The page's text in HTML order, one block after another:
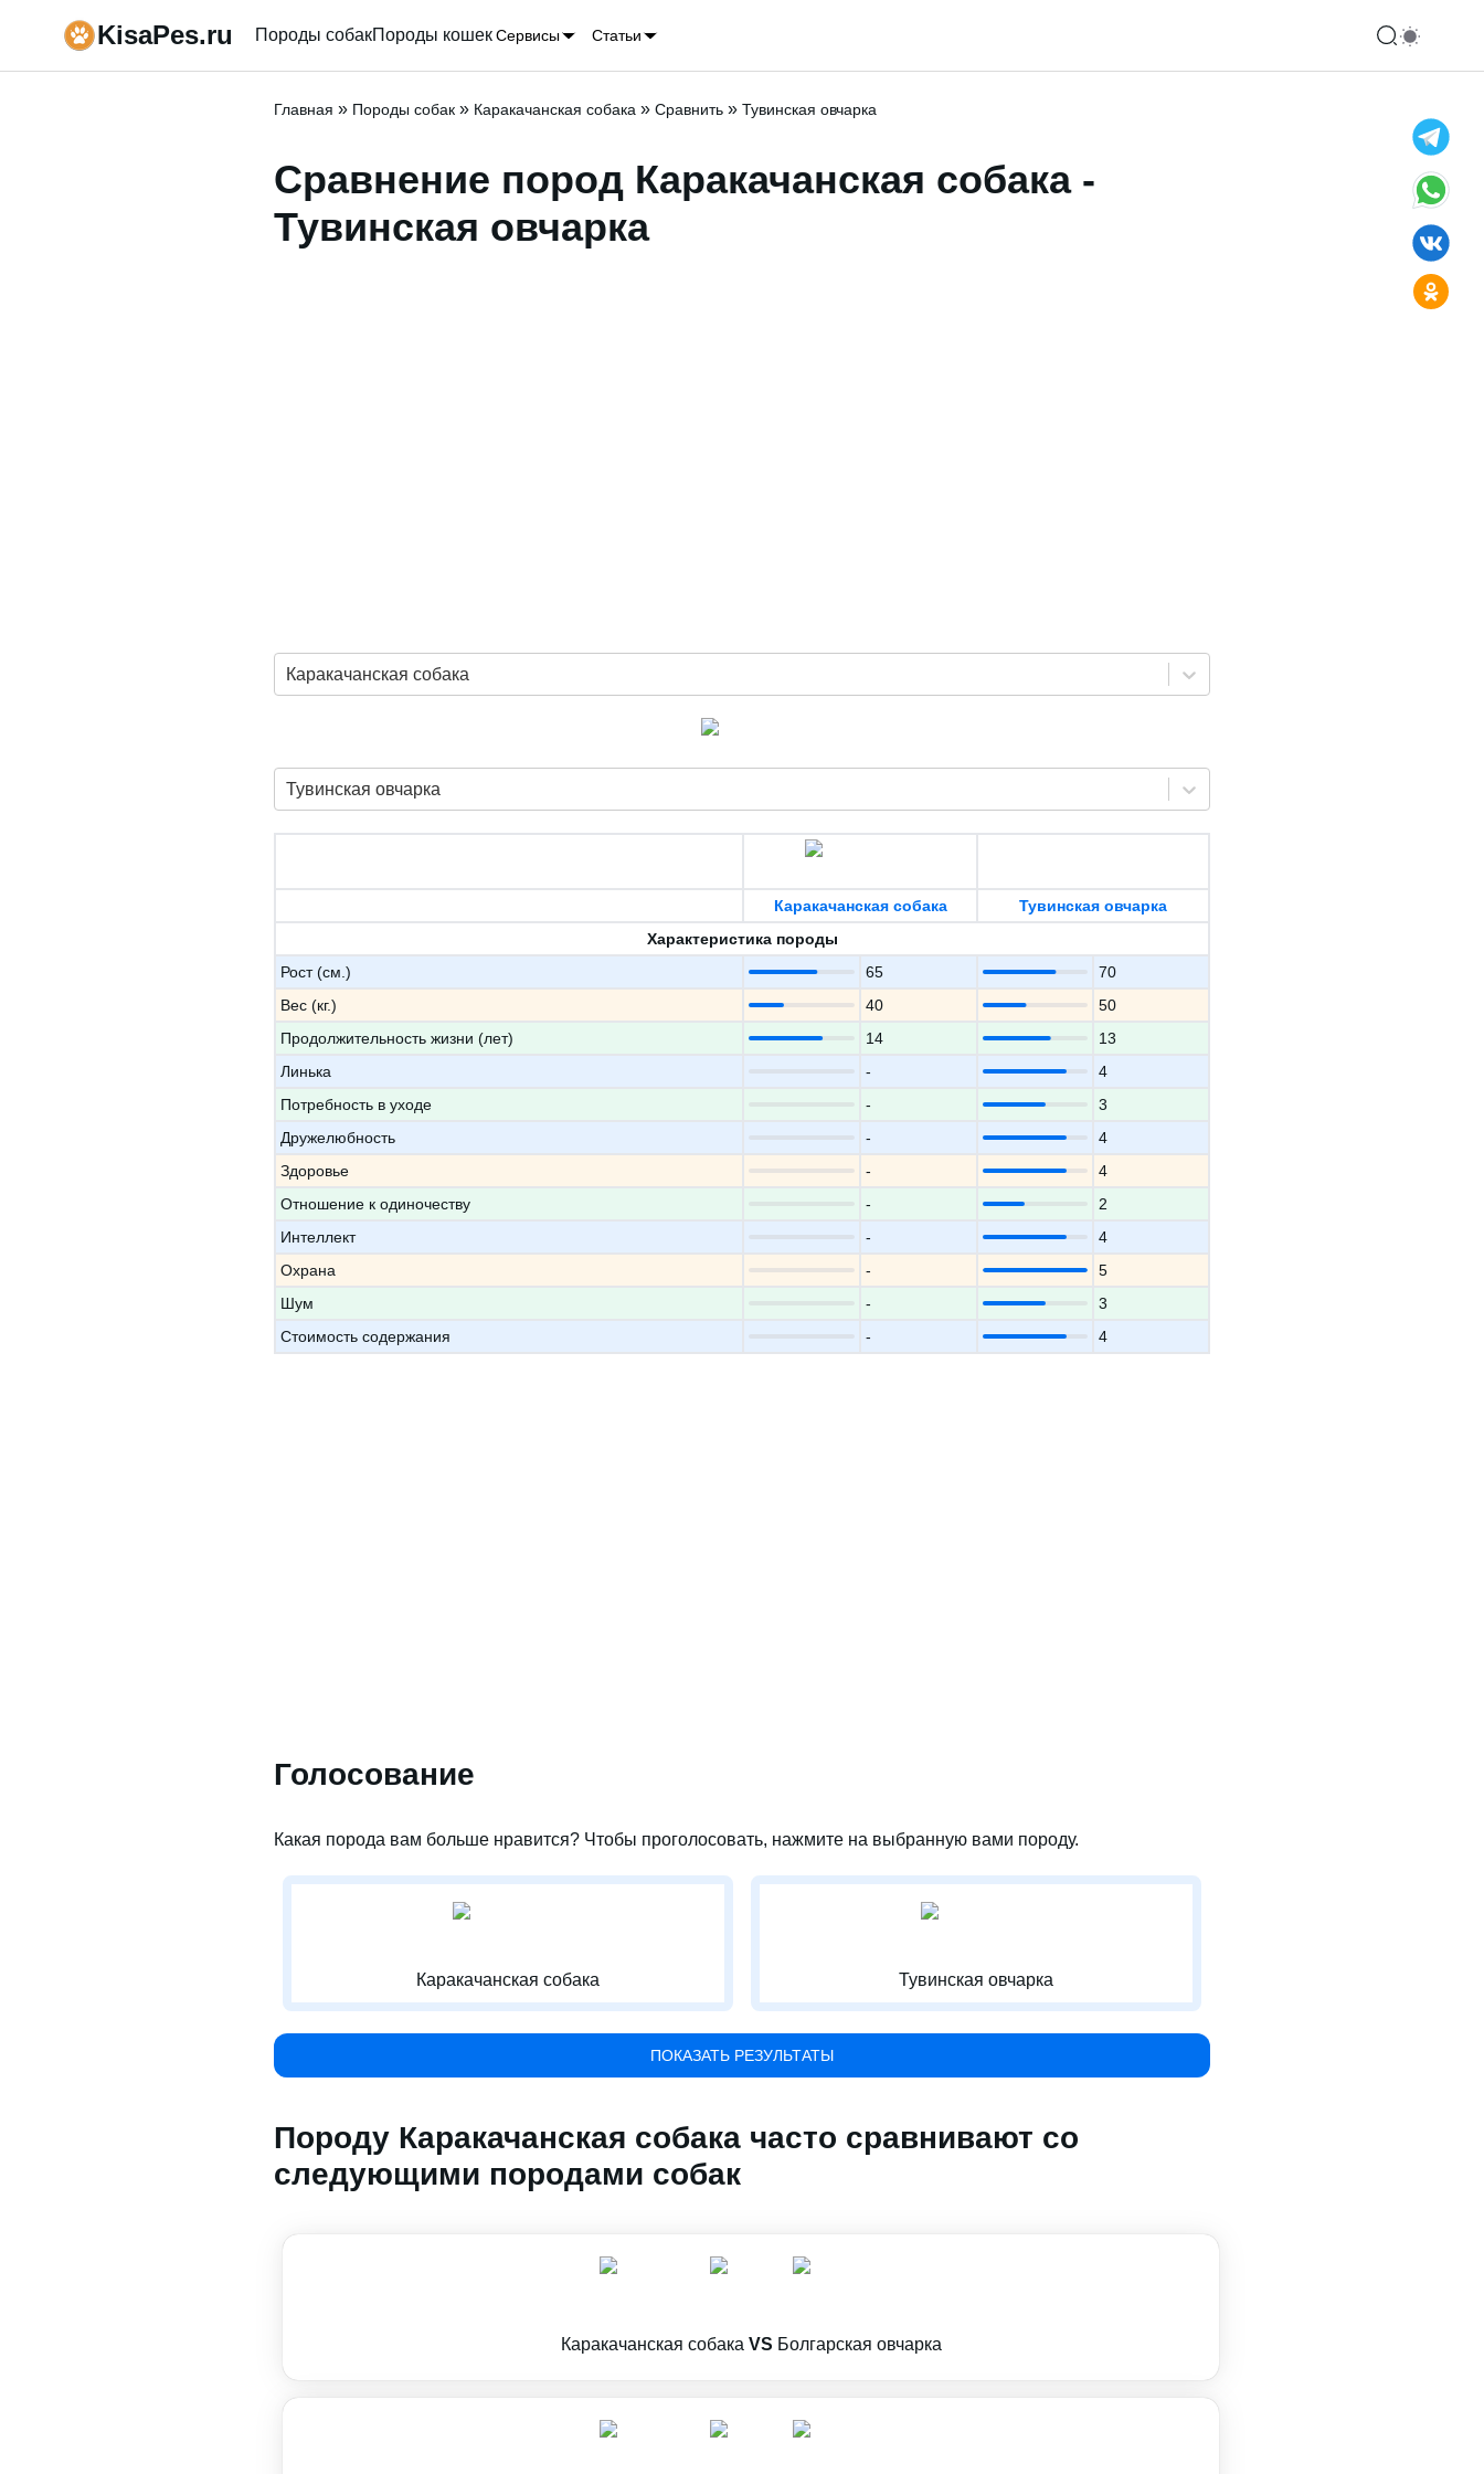
KisaPes.ru Породы собакПороды кошекСервисы Статьи
Главная » Породы собак » Каракачанская собака » Сравнить » Тувинская овчарка
Сравнение пород Каракачанская собака -
Тувинская овчарка
Каракачанская собака
Тувинская овчарка
Каракачанская собака
Тувинская овчарка
Характеристика породы
Рост (см.)
65
70
Вес (кг.)
40
50
Продолжительность жизни (лет)
14
13
Линька
-
4
Потребность в уходе
-
3
Дружелюбность
-
4
Здоровье
-
4
Отношение к одиночеству
-
2
Интеллект
-
4
Охрана
-
5
Шум
-
3
Стоимость содержания
- 4
Голосование
Какая порода вам больше нравится? Чтобы проголосовать, нажмите на выбранную вами породу.
Каракачанская собака Тувинская овчарка
ПОКАЗАТЬ РЕЗУЛЬТАТЫ
Породу Каракачанская собака часто сравнивают со
следующими породами собак
Каракачанская собака VS Болгарская овчарка